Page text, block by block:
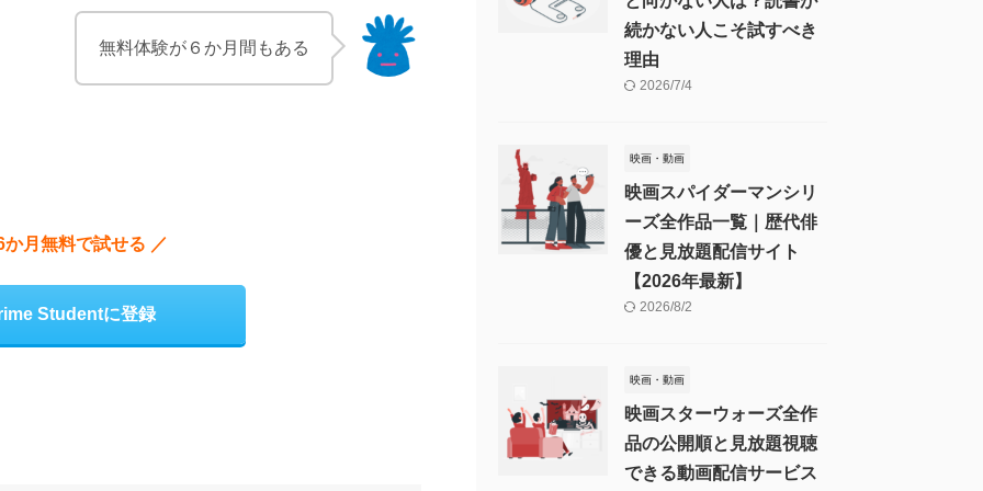
無料体験が６か月間もある
か月無料で試せる ／
Studentに登録
続かない人こそ試すべき
理由
2026/7/4
映画・動画
映画スパイダーマンシリ
ーズ全作品一覧｜歴代俳
優と見放題配信サイト
【2026年最新】
2026/8/2
映画・動画
映画スターウォーズ全作
品の公開順と見放題視聴
できる動画配信サービス